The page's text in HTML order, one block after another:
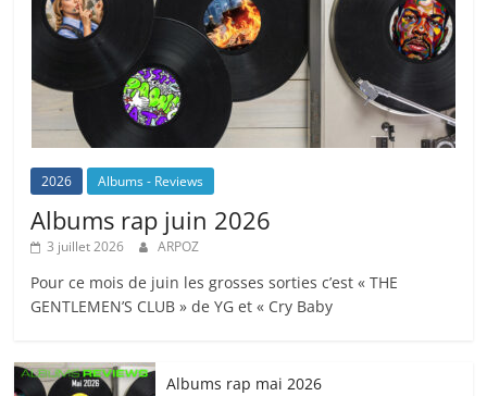
2026 Albums - Reviews
Albums rap juin 2026
3 juillet 2026 ARPOZ
Pour ce mois de juin les grosses sorties c’est « THE
GENTLEMEN’S CLUB » de YG et « Cry Baby
Albums rap mai 2026